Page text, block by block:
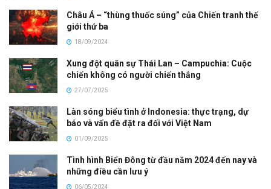
Châu Á – “thùng thuốc súng” của Chiến tranh thế
giới thứ ba
18/09/2024
Xung đột quân sự Thái Lan – Campuchia: Cuộc
chiến không có người chiến thắng
27/07/2025
Làn sóng biểu tình ở Indonesia: thực trạng, dự
báo và vấn đề đặt ra đối với Việt Nam
01/09/2025
Tình hình Biển Đông từ đầu năm 2024 đến nay và
những điều cần lưu ý
06/05/2024